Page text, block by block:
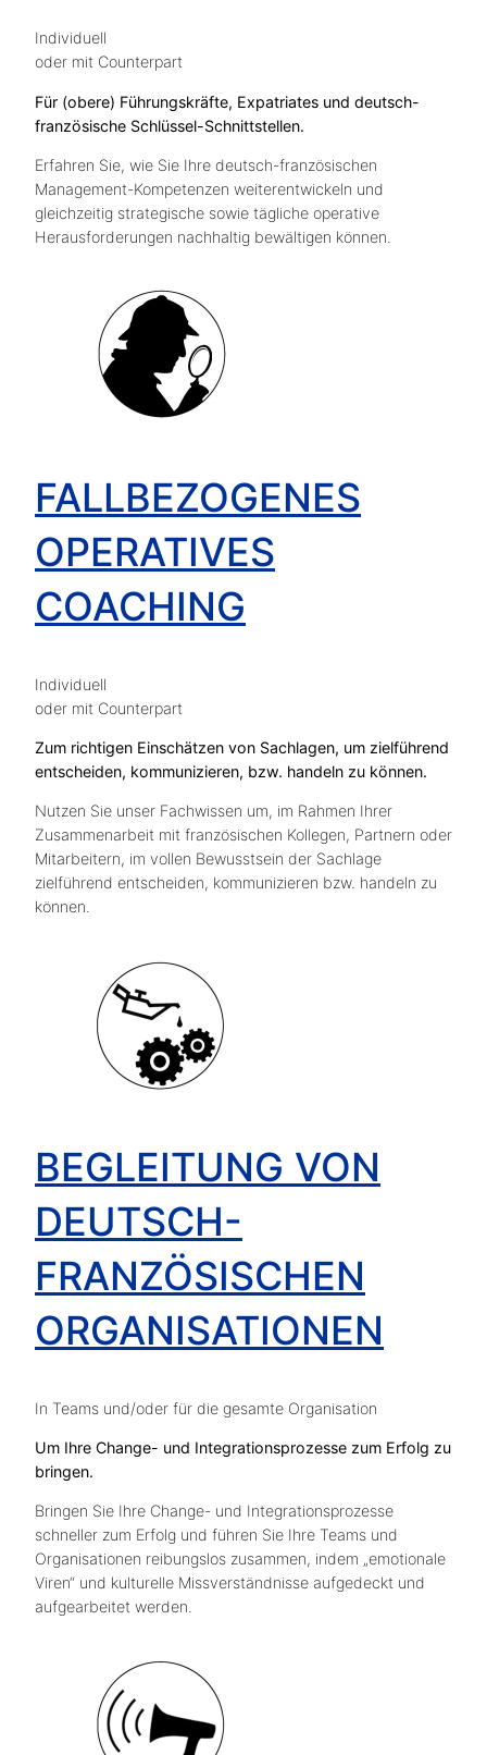
Individuell
oder mit Counterpart
Für (obere) Führungskräfte, Expatriates und deutsch-
französische Schlüssel-Schnittstellen.
Erfahren Sie, wie Sie Ihre deutsch-französischen
Management-Kompetenzen weiterentwickeln und
gleichzeitig strategische sowie tägliche operative
Herausforderungen nachhaltig bewältigen können.
FALLBEZOGENES
OPERATIVES
COACHING
Individuell
oder mit Counterpart
Zum richtigen Einschätzen von Sachlagen, um zielführend
entscheiden, kommunizieren, bzw. handeln zu können.
Nutzen Sie unser Fachwissen um, im Rahmen Ihrer
Zusammenarbeit mit französischen Kollegen, Partnern oder
Mitarbeitern, im vollen Bewusstsein der Sachlage
zielführend entscheiden, kommunizieren bzw. handeln zu
können.
BEGLEITUNG VON
DEUTSCH-
FRANZÖSISCHEN
ORGANISATIONEN
In Teams und/oder für die gesamte Organisation
Um Ihre Change- und Integrationsprozesse zum Erfolg zu
bringen.
Bringen Sie Ihre Change- und Integrationsprozesse
schneller zum Erfolg und führen Sie Ihre Teams und
Organisationen reibungslos zusammen, indem „emotionale
Viren“ und kulturelle Missverständnisse aufgedeckt und
aufgearbeitet werden.